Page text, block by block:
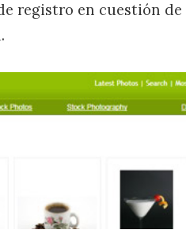
registro en cuestión